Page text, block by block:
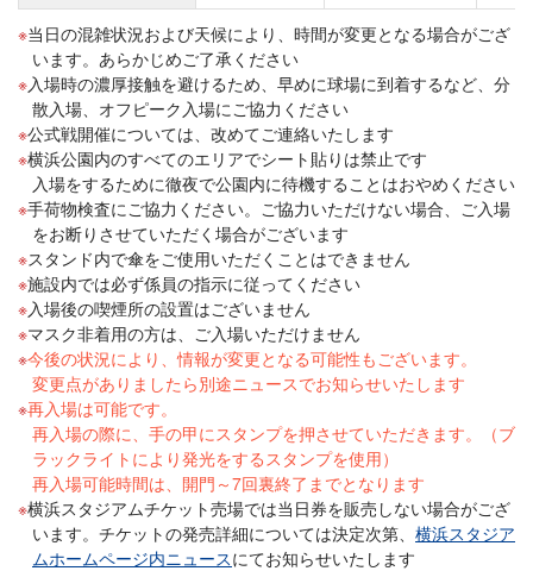
当日の混雑状況および天候により、時間が変更となる場合がござ
います。あらかじめご了承ください
入場時の濃厚接触を避けるため、早めに球場に到着するなど、分
散入場、オフピーク入場にご協力ください
公式戦開催については、改めてご連絡いたします
横浜公園内のすべてのエリアでシート貼りは禁止です
入場をするために徹夜で公園内に待機することはおやめください
手荷物検査にご協力ください。ご協力いただけない場合、ご入場
をお断りさせていただく場合がございます
スタンド内で傘をご使用いただくことはできません
施設内では必ず係員の指示に従ってください
入場後の喫煙所の設置はございません
マスク非着用の方は、ご入場いただけません
今後の状況により、情報が変更となる可能性もございます。
変更点がありましたら別途ニュースでお知らせいたします
再入場は可能です。
再入場の際に、手の甲にスタンプを押させていただきます。（ブ
ラックライトにより発光をするスタンプを使用）
再入場可能時間は、開門～7回裏終了までとなります
横浜スタジアムチケット売場では当日券を販売しない場合がござ
います。チケットの発売詳細については決定次第、 横浜スタジア
ムホームページ内ニュースにてお知らせいたします